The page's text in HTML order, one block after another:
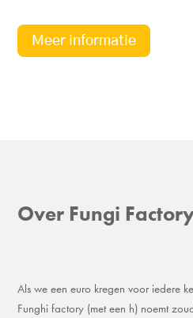
Meer informatie
Over Fungi
Als we een euro kregen voor iedere
Funghi factory (met een h) noemt